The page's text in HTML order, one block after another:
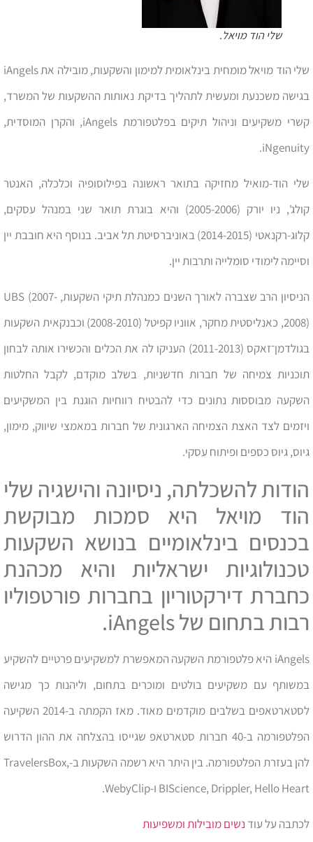
שלי הוד מויאל.
שלי הוד מויאל מומחית בינלאומית למימון והשקעות, מובילה את iAngels
בגישה משכנעת ומעשית לתהליך בדיקת נאותות ההשקעות של המשרד,
קשרי משקיעים וניהול תיקים בפלטפורמת iAngels, והקרן המוסדית,
iNgenuity.
שלי הוד-מואיל מחזיקה בתואר ראשונה בפילוסופיה וכלכלה, האנטר
קולג', ניו יורק (2005-2006) והיא בוגרת תואר שני במנהל עסקים,
קלוג-רקנאטי (2014-2015) באוניברסיטת תל אביב. בנוסף היא חובבת יין
וסיימה לימודי סומלייה ותרבות יין.
הניסיון הרב שצברה לאורך השנים כמנהלת תיקי השקעות, UBS (2007-
2008), כאנליסטית מחקר, אווניו קפיטל (2008-2010) וכבנקאית השקעות
בגולדמן־זאקס (2011-2013) העניקו לה את הכלים והכשירו אותה לבחון
תוכניות צמיחה של חברות חדשניות, בשלב מוקדם, לקבל החלטות
השקעה מבוססות נתונים כדי להבטיח רווחיות הוגנת בין המשקיעים
ויזמים לצד האצת הצמיחה הארגונית של חברות במאמצי שיווק, מימון,
גיוס, גיוס כספים ופיתוח עסקי.
הודות להשכלתה, ניסיונה והישגיה שלי
הוד מויאל היא סמכות מבוקשת
בכנסים בינלאומיים בנושא השקעות
טכנולוגיות ישראליות והיא מכהנת
כחברת דירקטוריון בחברות פורטפוליו
רבות בתחום של iAngels.
iAngels היא פלטפורמת השקעה המאפשרת למשקיעים פרטיים להשקיע
במשותף עם משקיעים בולטים ומוכרים בתחום, וליהנות כך מגישה
לסטארטאפים בשלבים מוקדמים מאוד. מאז הקמתה ב-2014 השקיעה
הפלטפורמה ב-40 חברות סטארטאפ שגייסו בהצלחה את ההון הדרוש
להן בעזרת הפלטפורמה. בין היתר היא רשמה השקעות ב-TravelersBox,
BIScience, Drippler, Hello Heart ו-WebyClip.
לכתבה על עוד נשים מובילות ומשפיעות